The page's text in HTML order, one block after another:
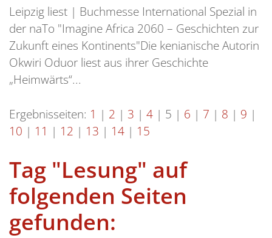
Leipzig liest | Buchmesse International Spezial in
der naTo "Imagine Africa 2060 – Geschichten zur
Zukunft eines Kontinents"Die kenianische Autorin
Okwiri Oduor liest aus ihrer Geschichte
„Heimwärts“...
Ergebnisseiten: 1 | 2 | 3 | 4 | 5 | 6 | 7 | 8 | 9 |
10 | 11 | 12 | 13 | 14 | 15
Tag "Lesung" auf
folgenden Seiten
gefunden: